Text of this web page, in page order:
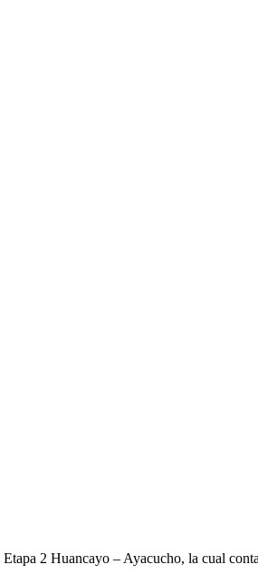
2 Huancayo – Ayacucho, la cual